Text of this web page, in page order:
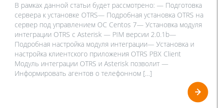
В рамках данной статьи будет рассмотрено: — Подготовка
сервера к установке OTRS— Подробная установка OTRS на
сервер под управлением ОС Centos 7— Установка модуля
интеграции OTRS с Asterisk — PIM версии 2.0.1b—
Подробная настройка модуля интеграции— Установка и
настройка клиентского приложения OTRS PBX Client
Модуль интеграции OTRS и Asterisk позволит —
Информировать агентов о телефонном […]